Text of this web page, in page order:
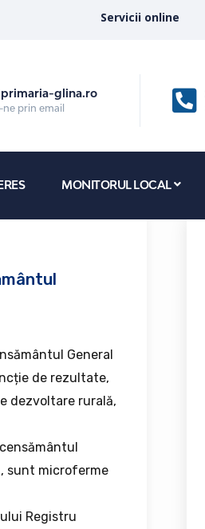
Servicii online
glina.ro
prin email
MONITORUL LOCAL
General
de rezultate,
dezvoltare rurală,
sunt microferme
Registru